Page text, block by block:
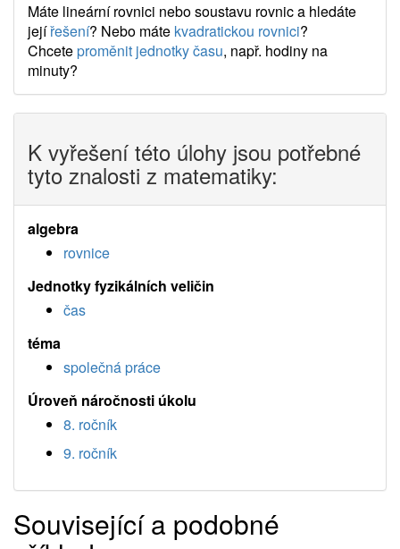
Máte lineární rovnici nebo soustavu rovnic a hledáte
jejířešení? Nebo máte kvadratickou rovnici?
Chceteproměnit jednotky času, např. hodiny na
minuty?
K vyřešení této úlohy jsou potřebné
tyto znalosti z matematiky:
algebra
rovnice
Jednotky fyzikálních veličin
čas
téma
společná práce
Úroveň náročnosti úkolu
8. ročník
9. ročník
Související a podobné